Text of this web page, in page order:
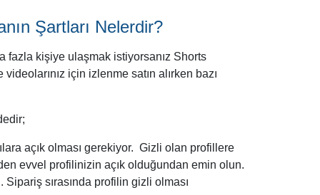
Şartları Nelerdir?
fazla kişiye ulaşmak istiyorsanız Shorts
videolarınız için izlenme satın alırken bazı
açık olması gerekiyor. Gizli olan profillere
evvel profilinizin açık olduğundan emin olun.
sırasında profilin gizli olması